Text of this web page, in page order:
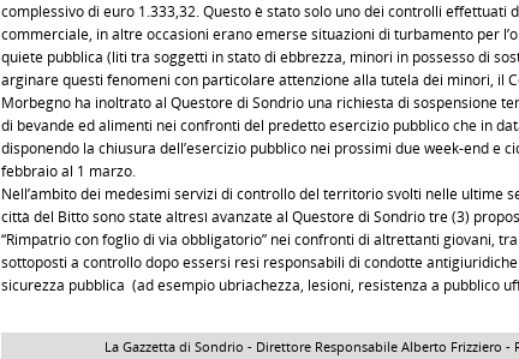
complessivo di euro 1.333,32. Questo è stato solo uno dei controlli effettuati
commerciale, in altre occasioni erano emerse situazioni di turbamento per
quiete pubblica (liti tra soggetti in stato di ebbrezza, minori in possesso di
arginare questi fenomeni con particolare attenzione alla tutela dei minori, il
Morbegno ha inoltrato al Questore di Sondrio una richiesta di sospensione
di bevande ed alimenti nei confronti del predetto esercizio pubblico che in
disponendo la chiusura dell’esercizio pubblico nei prossimi due week-end e
febbraio al 1 marzo.
Nell’ambito dei medesimi servizi di controllo del territorio svolti nelle ultime
città del Bitto sono state altresì avanzate al Questore di Sondrio tre (3)
“Rimpatrio con foglio di via obbligatorio” nei confronti di altrettanti giovani,
sottoposti a controllo dopo essersi resi responsabili di condotte
sicurezza pubblica (ad esempio ubriachezza, lesioni, resistenza a pubblico
La Gazzetta di Sondrio - Direttore Responsabile Alberto Frizziero